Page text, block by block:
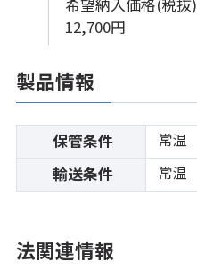
12,700円
製品情報
保管条件 常温
輸送条件 常温
法関連情報